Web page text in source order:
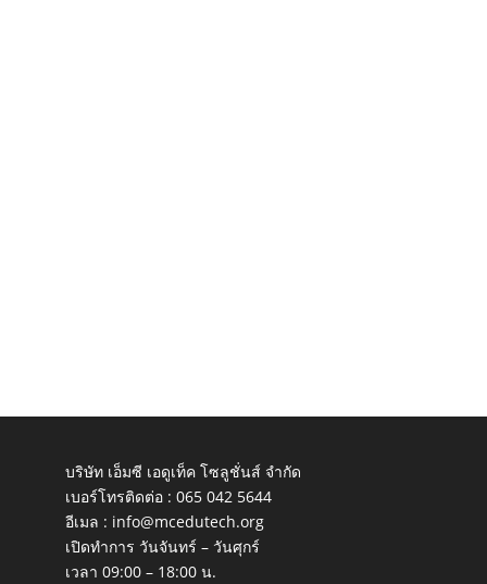
บริษัท เอ็มซี เอดูเท็ค โซลูชั่นส์ จำกัด
เบอร์โทรติดต่อ : 065 042 5644
อีเมล : info@mcedutech.org
เปิดทำการ วันจันทร์ – วันศุกร์
เวลา 09:00 – 18:00 น.